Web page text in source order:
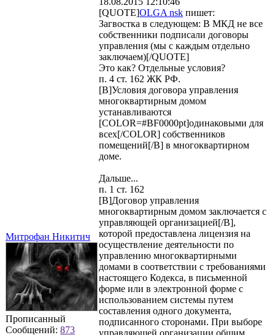
Митрофан Никитич
Прописанный
Сообщений: 873
[QUOTE]OLGA nsk пишет:
Загвостка в следующем: В МКД не все
собственники подписали договоры
управления (мы с каждым отдельно
заключаем)[/QUOTE]
Это как? Отдельные условия?
п. 4 ст. 162 ЖК РФ.
[B]Условия договора управления
многоквартирным домом
устанавливаются
[COLOR=#BF0000pt]одинаковыми для
всех[/COLOR] собственников
помещений[/B] в многоквартирном
доме.
Дальше...
п. 1 ст. 162
[B]Договор управления
многоквартирным домом заключается с
управляющей организацией[/B],
которой предоставлена лицензия на
осуществление деятельности по
управлению многоквартирными
домами в соответствии с требованиями
настоящего Кодекса, в письменной
форме или в электронной форме с
использованием системы путем
составления одного документа,
подписанного сторонами. При выборе
управляющей организации общим